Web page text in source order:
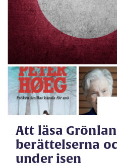
Att läsa
berättelserna
under isen